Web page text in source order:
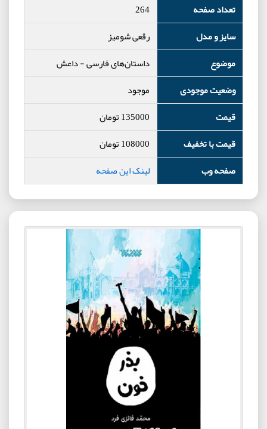
تعداد صفحه
264
سایز و مدل
رقعی شومیز
موضوع
داستان‌های فارسی-داعش
وضعیت موجودی
موجود
قیمت
135000تومان
قیمت با تخفیف
108000تومان
صفحه وب
لینک این صفحه